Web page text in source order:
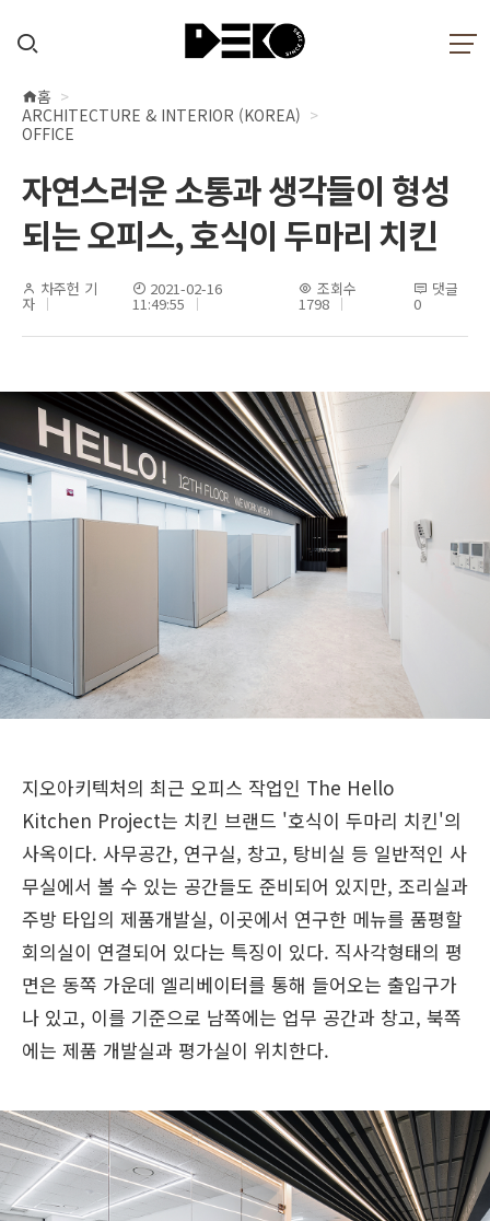
현
재
치
홈
ARCHITECTURE & INTERIOR (KOREA)
OFFICE
자연스러운 소통과 생각들이 형성
되는 오피스, 호식이 두마리 치킨
차주헌 기
자
2021-02-16
11:49:55
조회수
1798
댓글
0
지오아키텍처의 최근 오피스 작업인 The Hello
Kitchen Project는 치킨 브랜드 '호식이 두마리 치킨'의
사옥이다. 사무공간, 연구실, 창고, 탕비실 등 일반적인 사
무실에서 볼 수 있는 공간들도 준비되어 있지만, 조리실과
주방 타입의 제품개발실, 이곳에서 연구한 메뉴를 품평할
회의실이 연결되어 있다는 특징이 있다. 직사각형태의 평
면은 동쪽 가운데 엘리베이터를 통해 들어오는 출입구가
나 있고, 이를 기준으로 남쪽에는 업무 공간과 창고, 북쪽
에는 제품 개발실과 평가실이 위치한다.